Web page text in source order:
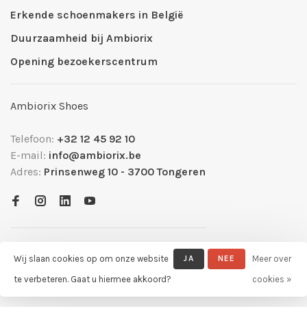
Erkende schoenmakers in België
Duurzaamheid bij Ambiorix
Opening bezoekerscentrum
Ambiorix Shoes
Telefoon: +32 12 45 92 10
E-mail: info@ambiorix.be
Adres: Prinsenweg 10 - 3700 Tongeren
Wij slaan cookies op om onze website
te verbeteren. Gaat u hiermee akkoord?
JA NEE
Meer over
cookies »